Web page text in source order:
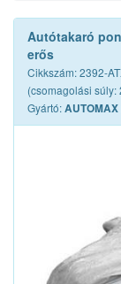
Autótakaró
erős
Cikkszám: 2392-
(csomagolási súly:
Gyártó:AUTOMAX